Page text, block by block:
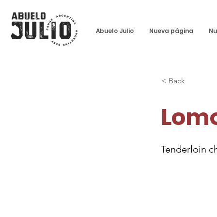
Abuelo Julio Nueva página
< Back
Tenderloin